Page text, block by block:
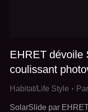
EHRET dévoile
coulissant
Habitat/Life Style Par
SolarSlide par